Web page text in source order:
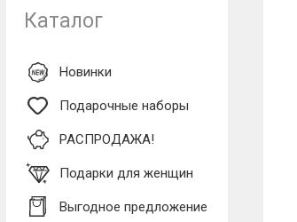
Каталог
Новинки
Подарочные наборы
РАСПРОДАЖА!
Подарки для женщин
Выгодное предложение